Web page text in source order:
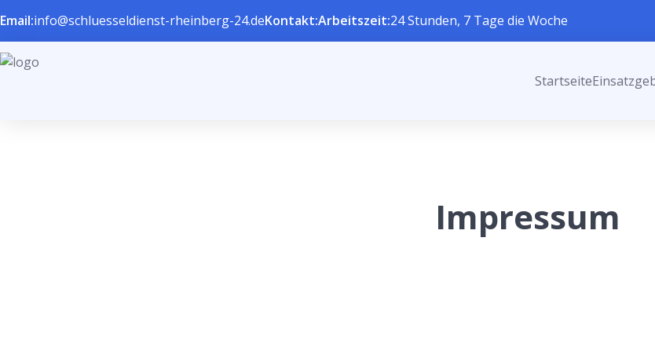
Email:info@schluesseldienst-rheinberg-24.deKontakt:Arbeitszeit:24 Stunden, 7 Tage die Woche
Startseite
Impressum